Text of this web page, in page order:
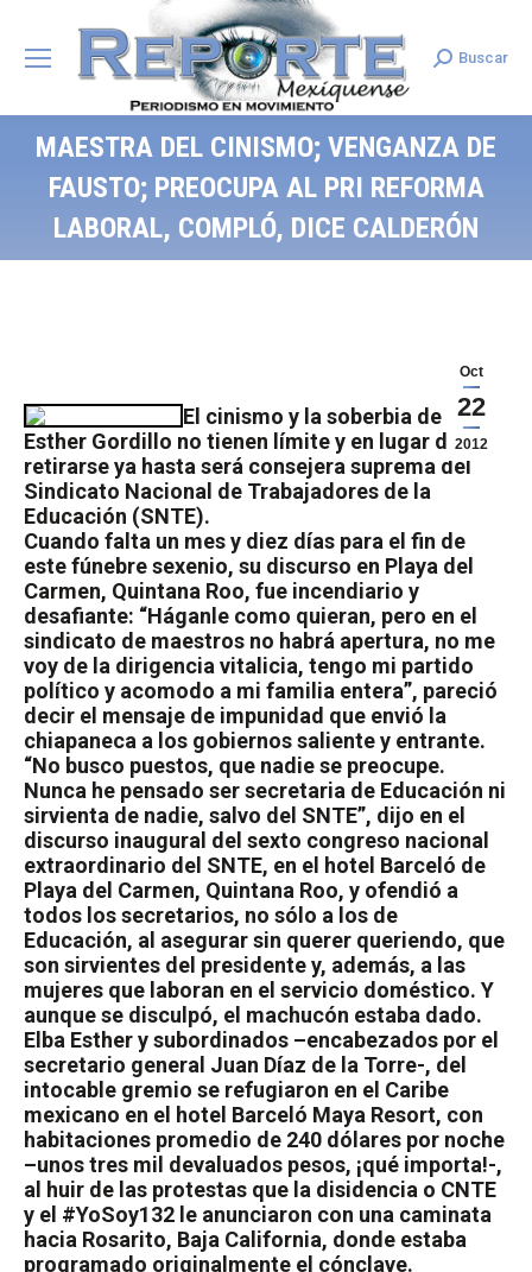
Search:
Buscar
MAESTRA DEL CINISMO; VENGANZA DE
FAUSTO; PREOCUPA AL PRI REFORMA
LABORAL, COMPLÓ, DICE CALDERÓN
Oct
22
2012
El cinismo y la soberbia de Elba
Esther Gordillo no tienen límite y en lugar de
retirarse ya hasta será consejera suprema del
Sindicato Nacional de Trabajadores de la
Educación (SNTE).
Cuando falta un mes y diez días para el fin de
este fúnebre sexenio, su discurso en Playa del
Carmen, Quintana Roo, fue incendiario y
desafiante: “Háganle como quieran, pero en el
sindicato de maestros no habrá apertura, no me
voy de la dirigencia vitalicia, tengo mi partido
político y acomodo a mi familia entera”, pareció
decir el mensaje de impunidad que envió la
chiapaneca a los gobiernos saliente y entrante.
“No busco puestos, que nadie se preocupe.
Nunca he pensado ser secretaria de Educación ni
sirvienta de nadie, salvo del SNTE”, dijo en el
discurso inaugural del sexto congreso nacional
extraordinario del SNTE, en el hotel Barceló de
Playa del Carmen, Quintana Roo, y ofendió a
todos los secretarios, no sólo a los de
Educación, al asegurar sin querer queriendo, que
son sirvientes del presidente y, además, a las
mujeres que laboran en el servicio doméstico. Y
aunque se disculpó, el machucón estaba dado.
Elba Esther y subordinados –encabezados por el
secretario general Juan Díaz de la Torre-, del
intocable gremio se refugiaron en el Caribe
mexicano en el hotel Barceló Maya Resort, con
habitaciones promedio de 240 dólares por noche
–unos tres mil devaluados pesos, ¡qué importa!-,
al huir de las protestas que la disidencia o CNTE
y el #YoSoy132 le anunciaron con una caminata
hacia Rosarito, Baja California, donde estaba
programado originalmente el cónclave.